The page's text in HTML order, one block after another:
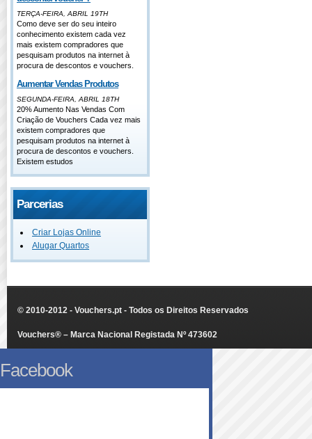
TERÇA-FEIRA, ABRIL 19TH
Como deve ser do seu inteiro
conhecimento existem cada vez
mais existem compradores que
pesquisam produtos na internet à
procura de descontos e vouchers.
Aumentar Vendas Produtos
SEGUNDA-FEIRA, ABRIL 18TH
20% Aumento Nas Vendas Com
Criação de Vouchers Cada vez mais
existem compradores que
pesquisam produtos na internet à
procura de descontos e vouchers.
Existem estudos
Parcerias
Criar Lojas Online
Alugar Quartos
© 2010-2012 - Vouchers.pt - Todos os Direitos Reservados
Vouchers® – Marca Nacional Registada Nº 473602
Facebook